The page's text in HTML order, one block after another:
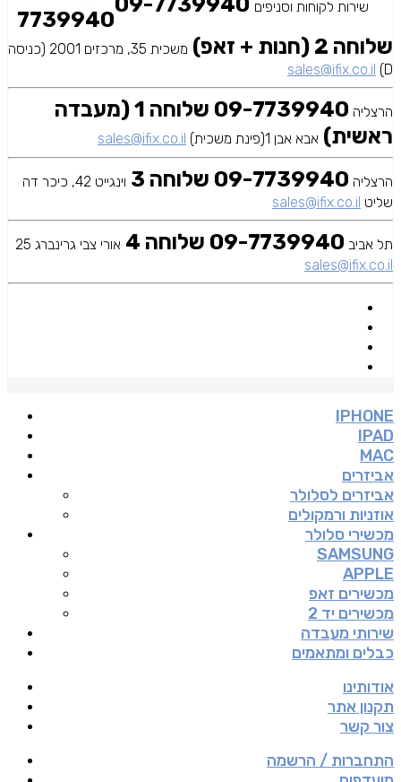
שירות לקוחות וסניפים
7739940
שלוחה 2 (חנות + זאפ)
משכית 35, מרכזים 2001 (כניסה
D)
sales@ifix.co.il
הרצליה
09-7739940 שלוחה 1 (מעבדה
ראשית) אבא אבן 1(פינת משכית) sales@ifix.co.il
הרצליה 09-7739940 שלוחה 3
וינגייט 42, כיכר דה
שליט sales@ifix.co.il
תל אביב 09-7739940 שלוחה 4
אורי צבי גרינברג 25
sales@ifix.co.il
IPHONE
IPAD
MAC
אביזרים
אביזרים לסלולר
אוזניות ורמקולים
מכשירי סלולר
SAMSUNG
APPLE
מכשירים זאפ
מכשירים יד 2
שירותי מעבדה
כבלים ומתאמים
אודותינו
תקנון אתר
צור קשר
התחברות / הרשמה